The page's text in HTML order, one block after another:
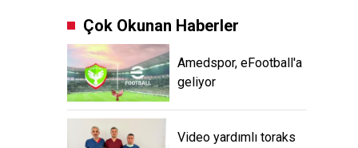
Çok Okunan Haberler
Amedspor, eFootball'a
geliyor
Video yardımlı toraks